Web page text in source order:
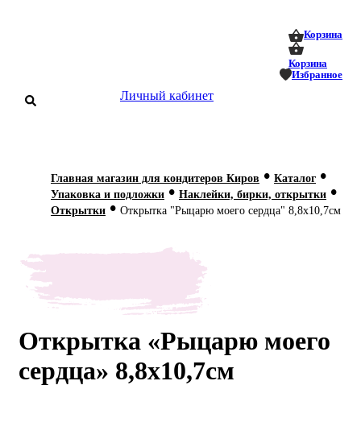
Корзина
Корзина
Избранное
Личный кабинет
О нас
Мастер-
Главная магазин для кондитеров Киров • Каталог •
Упаковка и подложки • Наклейки, бирки, открытки •
Открытки • Открытка "Рыцарю моего сердца" 8,8х10,7см
Открытка «Рыцарю моего
сердца» 8,8х10,7см